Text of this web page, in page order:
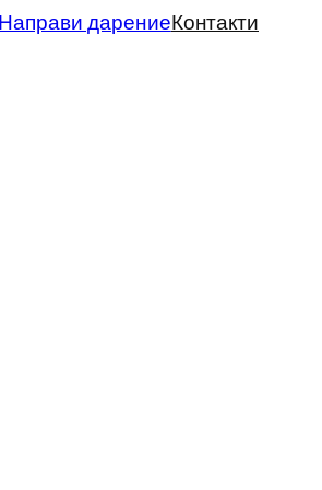
Направи дарениеКонтакти